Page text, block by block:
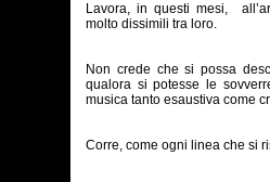
Lavora, in questi mesi,
molto dissimili tra loro.
Non crede che si possa
qualora si potesse le
musica tanto esaustiva come
Corre, come ogni linea che si